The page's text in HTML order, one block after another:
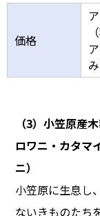
価格
み
（3）小笠原産
ロワニ・カタマ
ニ）
小笠原に生息し
ないきものたち